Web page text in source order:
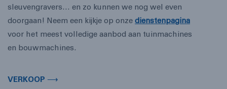
sleuvengravers… en zo kunnen we nog wel even
doorgaan! Neem een kijkje op onze dienstenpagina
voor het meest volledige aanbod aan tuinmachines
en bouwmachines.
VERKOOP ⟶